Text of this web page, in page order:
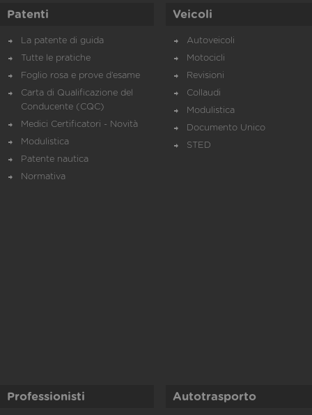
Patenti
La patente di guida
Tutte le pratiche
Foglio rosa e prove d’esame
Carta di Qualificazione del
Conducente (CQC)
Medici Certificatori - Novità
Modulistica
Patente nautica
Normativa
Veicoli
Autoveicoli
Motocicli
Revisioni
Collaudi
Modulistica
Documento Unico
STED
Professionisti Autotrasporto